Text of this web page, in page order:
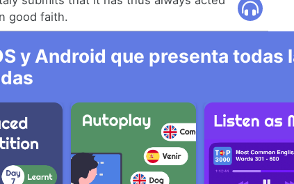
good faith.
y Android que presenta todas